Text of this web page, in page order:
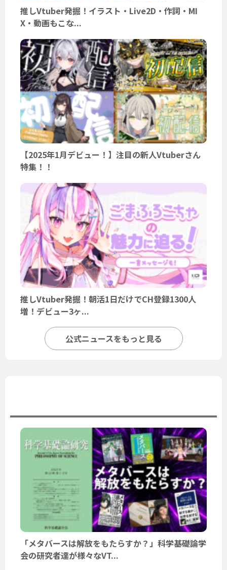
推しVtuber発掘！イラスト・Live2D・作詞・MI
X・動画もこな...
【2025年1月デビュー！】注目の新人Vtuberさん
特集！！
推しVtuber発掘！朝活1日だけでCH登録1300人
増！デビュー3ヶ...
公式ニュースをもっと見る
「メタバースは解放をもたらすか？」科学基礎論学
会の研究者達が様々なVT...